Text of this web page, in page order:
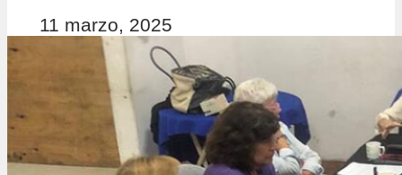
11 marzo, 2025